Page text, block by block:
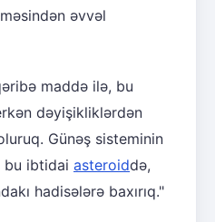
əvvəl
maddə ilə, bu
dəyişikliklərdən
Günəş sisteminin
bu ibtidai asteroiddə,
hadisələrə baxırıq."